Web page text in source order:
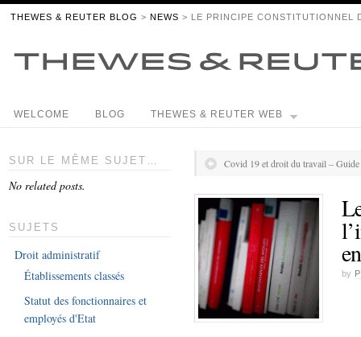
THEWES & REUTER BLOG > NEWS > LE PRINCIPE CONSTITUTIONNEL
WELCOME BLOG THEWES & REUTER WEB
Covid 19 et droit du travail –
by
SUR LE MÊME SUJET…
No related posts.
SUJETS
Droit administratif
Établissements classés
Statut des fonctionnaires et
employés d'Etat